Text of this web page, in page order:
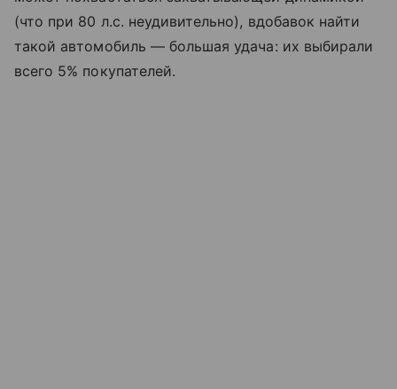
(что при 80 л.с. неудивительно), вдобавок найти
такой автомобиль — большая удача: их выбирали
всего 5% покупателей.